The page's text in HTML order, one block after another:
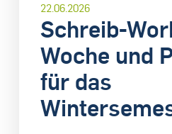
22.06.2026
Schreib-
Woche und
für das